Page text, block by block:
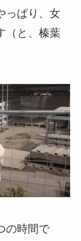
っぱり、女
（と、榛葉
の時間で